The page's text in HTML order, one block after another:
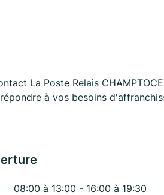
La Poste Relais
répondre à vos besoins
08:00 à 13:00 - 16:00 à 19:30